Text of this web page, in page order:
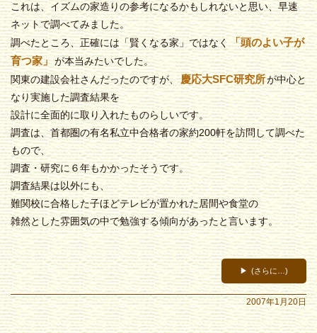
これは、イズムの家造りの参考になるかもしれないと思い、早速
ネットで調べてみました。
調べたところ、正確には「賢くなる家」ではなく「頭のよい子が
育つ家」が本当みたいでした。
関東の建設会社さんだったのですが、慶応大SFC研究所が中心と
なり実施した調査結果を
設計に全面的に取り入れたものらしいです。
調査は、首都圏の有名私立中合格者の家約200軒を訪問して調べた
もので、
調査・研究に６年もかかったそうです。
調査結果は以外にも、
難関校に合格した子ほどテレビが置かれた居間や食堂の
雑然とした雰囲気の中で勉強する傾向があったと言います。
(さらに…)
2007年1月20日